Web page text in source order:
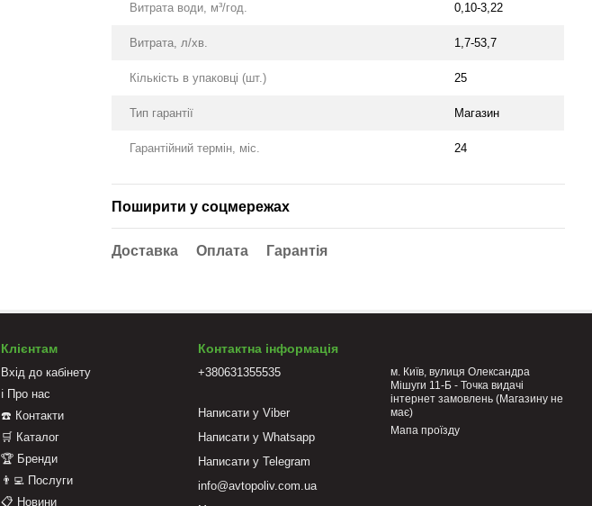
Витрата води, м³/год. 0,10-3,22
Витрата, л/хв. 1,7-53,7
Кількість в упаковці (шт.) 25
Тип гарантії Магазин
Гарантійний термін, міс. 24
Поширити у соцмережах
Доставка Оплата Гарантія
Клієнтам
Вхід до кабінету
ℹ️ Про нас
☎️ Контакти
🛒 Каталог
🏆 Бренди
👨‍💻 Послуги
📋 Новини
Контактна інформація
+380631355535
Написати у Viber
Написати у Whatsapp
Написати у Telegram
info@avtopoliv.com.ua
м. Київ, вулиця Олександра
Мішуги 11-Б - Точка видачі
інтернет замовлень (Магазину не
має)
Мапа проїзду